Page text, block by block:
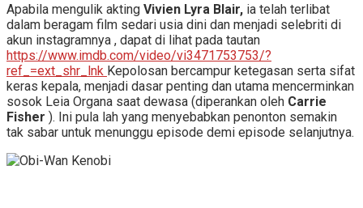
Apabila mengulik akting Vivien Lyra Blair, ia telah terlibat
dalam beragam film sedari usia dini dan menjadi selebriti di
akun instagramnya , dapat di lihat pada tautan
https://www.imdb.com/video/vi3471753753/?
ref_=ext_shr_lnk Kepolosan bercampur ketegasan serta sifat
keras kepala, menjadi dasar penting dan utama mencerminkan
sosok Leia Organa saat dewasa (diperankan oleh Carrie
Fisher ). Ini pula lah yang menyebabkan penonton semakin
tak sabar untuk menunggu episode demi episode selanjutnya.